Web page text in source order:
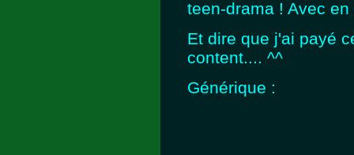
teen-drama ! Avec
Et dire que j'ai payé
content.... ^^
Générique :